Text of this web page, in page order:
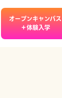
オープンキャンパス
＋体験入学